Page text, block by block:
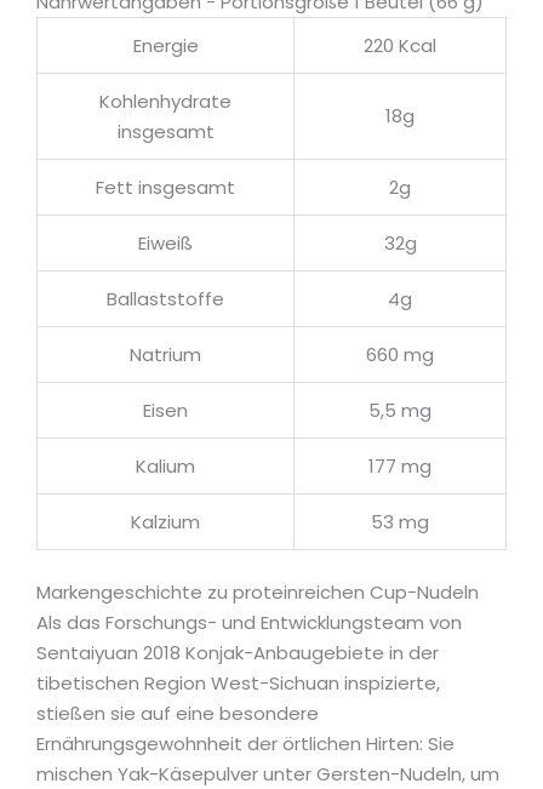
Energie
220 Kcal
Kohlenhydrate
insgesamt
18g
Fett insgesamt 2g
Eiweiß 32g
Ballaststoffe 4g
Natrium 660 mg
Eisen 5,5 mg
Kalium 177 mg
Kalzium 53 mg
Markengeschichte zu proteinreichen Cup-Nudeln
Als das Forschungs- und Entwicklungsteam von
Sentaiyuan 2018 Konjak-Anbaugebiete in der
tibetischen Region West-Sichuan inspizierte,
stießen sie auf eine besondere
Ernährungsgewohnheit der örtlichen Hirten: Sie
mischen Yak-Käsepulver unter Gersten-Nudeln, um